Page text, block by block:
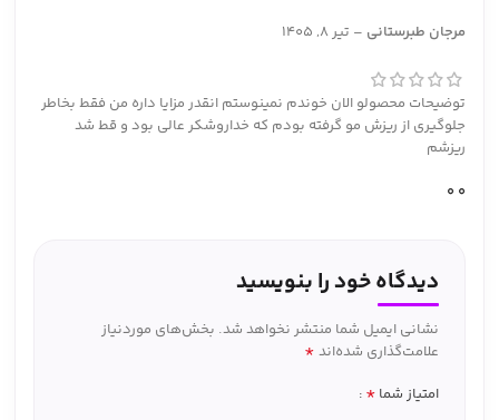
مرجان طبرستانی – تیر 8, 1405
توضیحات محصولو الان خوندم نمینوستم انقدر مزایا داره من فقط بخاطر
جلوگیری از ریزش مو گرفته بودم که خداروشکر عالی بود و قط شد
ریزشم
0
0
دیدگاه خود را بنویسید
نشانی ایمیل شما منتشر نخواهد شد. بخش‌های موردنیاز
علامت‌گذاری شده‌اند *
امتیاز شما *